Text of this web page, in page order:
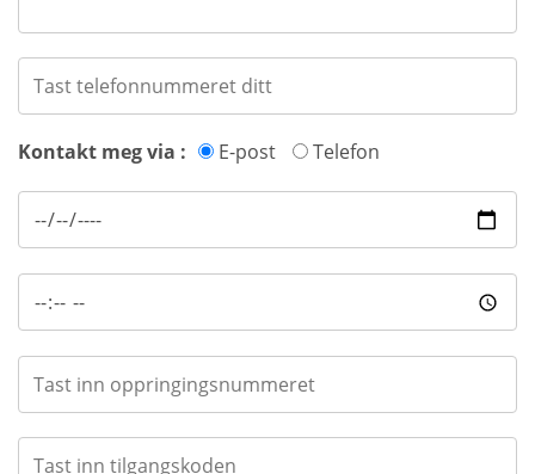
Kontakt meg via : E-post Telefon